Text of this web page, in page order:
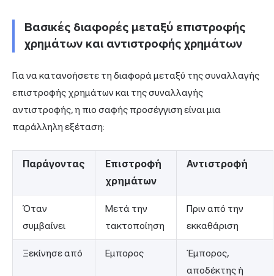
Βασικές διαφορές μεταξύ επιστροφής
χρημάτων και αντιστροφής χρημάτων
Για να κατανοήσετε τη διαφορά μεταξύ της συναλλαγής
επιστροφής χρημάτων και της συναλλαγής
αντιστροφής, η πιο σαφής προσέγγιση είναι μια
παράλληλη εξέταση:
Παράγοντας
Επιστροφή
χρημάτων
Αντιστροφή
Όταν
συμβαίνει
Μετά την
τακτοποίηση
Πριν από την
εκκαθάριση
Ξεκίνησε από Εμπορος
Έμπορος,
αποδέκτης ή